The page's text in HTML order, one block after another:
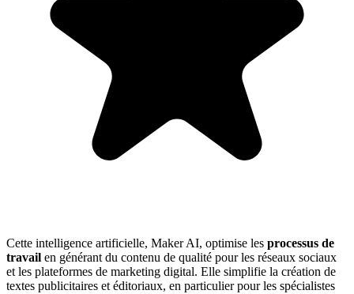
Cette intelligence artificielle, Maker AI, optimise les processus de
travail en générant du contenu de qualité pour les réseaux sociaux
et les plateformes de marketing digital. Elle simplifie la création de
textes publicitaires et éditoriaux, en particulier pour les spécialistes